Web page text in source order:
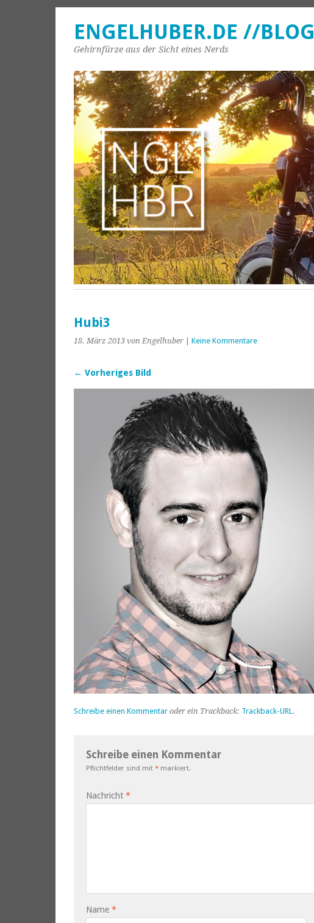
ENGELHUBER.DE //BLOG
Gehirnfürze aus der Sicht eines Nerds
Hubi3
18. März 2013 von Engelhuber Keine Kommentare
← Vorheriges Bild
Schreibe einen Kommentar oder ein Trackback: Trackback-URL .
Schreibe einen Kommentar
Pflichtfelder sind mit * markiert.
Nachricht *
Name *